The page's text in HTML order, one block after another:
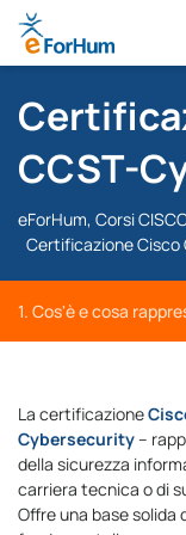
CCST-
eForHum, Corsi
Certificazione
1. Cos'è e cosa
La certificazione
Cybersecurity–
della sicurezza
carriera tecnica o di
Offre una base